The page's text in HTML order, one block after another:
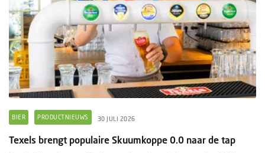
BIER PRODUCTNIEUWS 30 JULI 2026
Texels brengt populaire Skuumkoppe 0.0 naar de tap